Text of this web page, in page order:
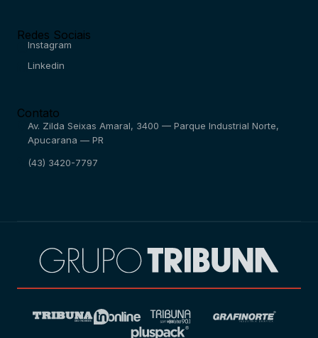
Redes Sociais
Instagram
Linkedin
Contato
Av. Zilda Seixas Amaral, 3400 — Parque Industrial Norte,
Apucarana — PR
(43) 3420-7797